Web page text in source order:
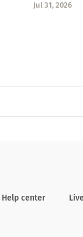
Jul 31, 2026
Help center